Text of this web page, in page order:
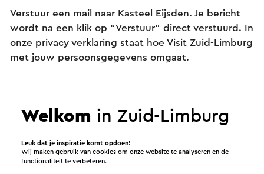
Verstuur een mail naar Kasteel Eijsden. Je bericht
wordt na een klik op “Verstuur” direct verstuurd. In
onze privacy verklaring staat hoe Visit Zuid-Limburg
met jouw persoonsgegevens omgaat.
E-mailadres
Welkom in Zuid-Limburg
Leuk dat je inspiratie komt opdoen!
Wij maken gebruik van cookies om onze website te analyseren en de
functionaliteit te verbeteren.